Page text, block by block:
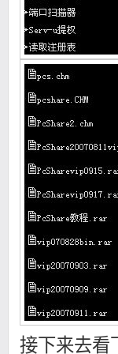
接下来去看